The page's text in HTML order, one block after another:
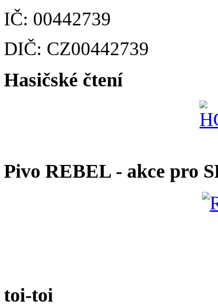
IČ: 00442739
DIČ: CZ00442739
Hasičské čtení
Pivo REBEL - akce pro
toi-toi